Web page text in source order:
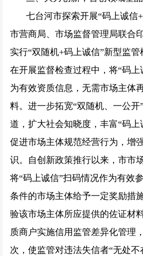
七台河市探索开展“码上诚信
市营商局、市场监督管理局联合
实行“双随机+码上诚信”新型监管
在开展监督检查过程中，将“码上
为有效资质信息，无需市场主体
料。进一步拓宽“双随机、一公开
道，扩大社会知晓度，丰富“码上
促进市场主体规范经营行为，增
识。自创新政策推行以来，市市
将“码上诚信”扫码情况作为有效
条件的市场主体给予一定奖励措
验该市场主体所应提供的佐证材
质商户实施信用监管差异化管理
次，使监管对违法失信者“无处